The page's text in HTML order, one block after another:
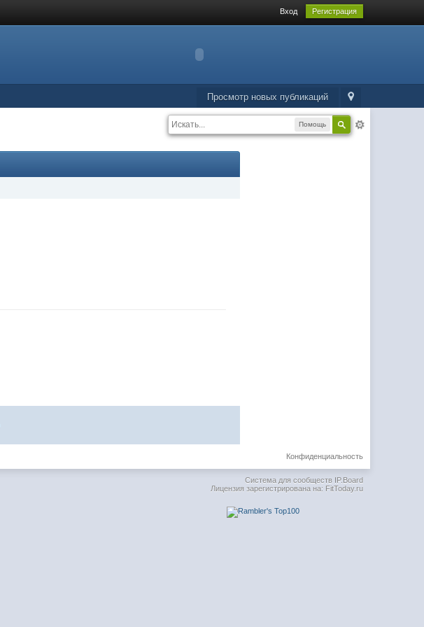
Вход Регистрация
Просмотр новых публикаций
Помощь
Конфиденциальность
Система для сообществ IP.Board
Лицензия зарегистрирована на: FitToday.ru